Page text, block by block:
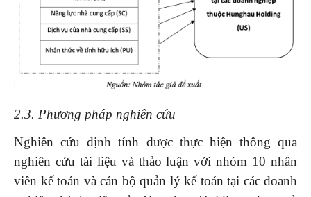
2.3. Phương pháp nghiên cứu
Nghiên cứu định tính được thực hiện thông qua
nghiên cứu tài liệu và thảo luận với nhóm 10 nhân
viên kế toán và cán bộ quản lý kế toán tại các doanh